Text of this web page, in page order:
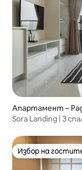
Апартамент –
Sora Landing | 3
Избор на
Избор на